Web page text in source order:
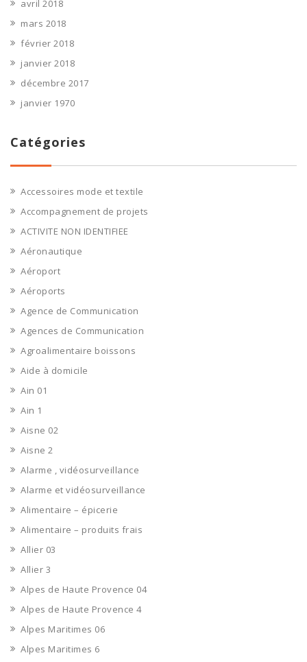
avril 2018
mars 2018
février 2018
janvier 2018
décembre 2017
janvier 1970
Catégories
Accessoires mode et textile
Accompagnement de projets
ACTIVITE NON IDENTIFIEE
Aéronautique
Aéroport
Aéroports
Agence de Communication
Agences de Communication
Agroalimentaire boissons
Aide à domicile
Ain 01
Ain 1
Aisne 02
Aisne 2
Alarme , vidéosurveillance
Alarme et vidéosurveillance
Alimentaire – épicerie
Alimentaire – produits frais
Allier 03
Allier 3
Alpes de Haute Provence 04
Alpes de Haute Provence 4
Alpes Maritimes 06
Alpes Maritimes 6